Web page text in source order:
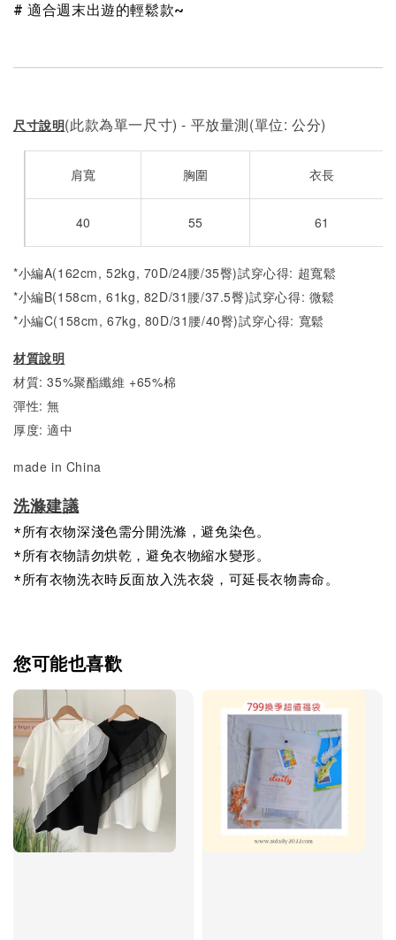
# 適合週末出遊的輕鬆款~
尺寸說明(此款為單一尺寸) - 平放量測(單位: 公分)
肩寬 胸圍 衣長
40 55 61
*小編A(162cm, 52kg, 70D/24腰/35臀)試穿心得: 超寬鬆
*小編B(158cm, 61kg, 82D/31腰/37.5臀)試穿心得: 微鬆
*小編C(158cm, 67kg, 80D/31腰/40臀)試穿心得: 寬鬆
材質說明
材質: 35%聚酯纖維 +65%棉
彈性: 無
厚度: 適中
made in China
洗滌建議
*所有衣物深淺色需分開洗滌，避免染色。
*所有衣物請勿烘乾，避免衣物縮水變形。
*所有衣物洗衣時反面放入洗衣袋，可延長衣物壽命。
您可能也喜歡